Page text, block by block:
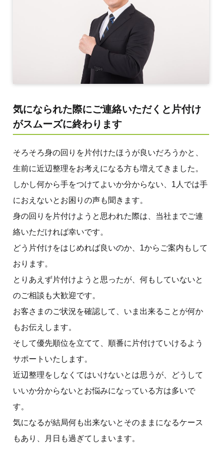
気になられた際にご連絡いただくと片付け
がスムーズに終わります
そろそろ身の回りを片付けたほうが良いだろうかと、
生前に近辺整理をお考えになる方も増えてきました。
しかし何から手をつけてよいか分からない、1人では手
におえないとお困りの声も聞きます。
身の回りを片付けようと思われた際は、当社までご連
絡いただければ幸いです。
どう片付けをはじめれば良いのか、1からご案内もして
おります。
とりあえず片付けようと思ったが、何もしていないと
のご相談も大歓迎です。
お客さまのご状況を確認して、いま出来ることが何か
もお伝えします。
そして優先順位を立てて、順番に片付けていけるよう
サポートいたします。
近辺整理をしなくてはいけないとは思うが、どうして
いいか分からないとお悩みになっている方は多いで
す。
気になるが結局何も出来ないとそのままになるケース
もあり、月日も過ぎてしまいます。